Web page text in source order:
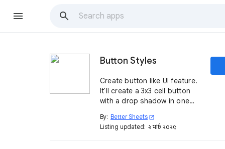
Button Styles
Create button like UI feature.
It'll create a 3x3 cell button
with a drop shadow in one
By: Better Sheets open_in_new
Listing updated: ২ মার্চ, ২০২৫